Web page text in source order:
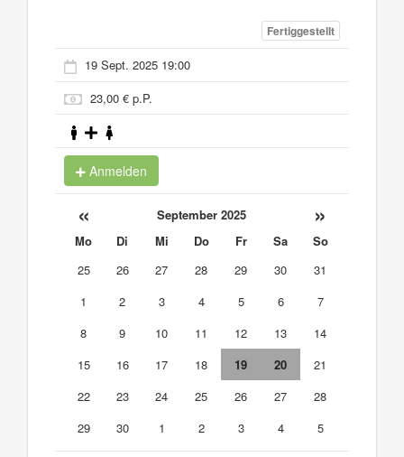
Fertiggestellt
19 Sept. 2025 19:00
23,00 € p.P.
Anmelden
« September 2025 »
Mo Di Mi Do Fr Sa
So
25
26 27 28 29 30
31
1
2 3 4 5 6
7
8
9 10 11 12 13
14
15
16 17 18 19 20
21
22
23 24 25 26 27
28
29
30 1 2 3 4 5